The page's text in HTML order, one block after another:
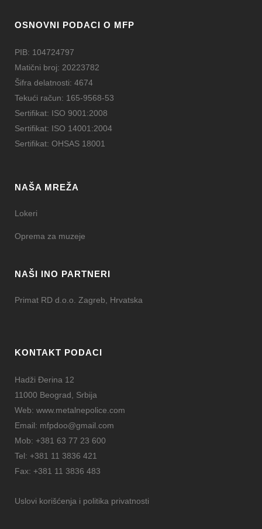
OSNOVNI PODACI O MFP
PIB: 104724797
Matični broj: 20223782
Šifra delatnosti: 4674
Tekući račun: 165-9568-53
Sertifikat: ISO 9001:2008
Sertifikat: ISO 14001:2004
Sertifikat: OHSAS 18001
NAŠA MREŽA
Lokeri
Oprema za muzeje
NAŠI INO PARTNERI
Primat RD d.o.o. Zagreb, Hrvatska
KONTAKT PODACI
Hadži Đerina 12
11000 Beograd, Srbija
Web: www.metalnepolice.com
Email: mfpdoo@gmail.com
Mob: +381 63 77 23 600
Tel: +381 11 3836 421
Fax: +381 11 3836 483
Uslovi korišćenja i politika privatnosti